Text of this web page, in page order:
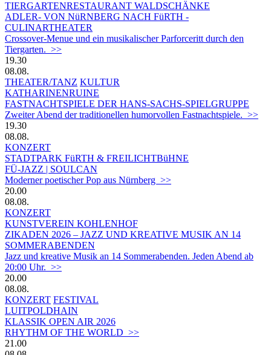
TIERGARTEN­RESTAURANT WALDSCHÄNKE
ADLER- VON NüRNBERG NACH FüRTH -
CULINARTHEATER
Crossover-Menue und ein musikalischer Parforceritt durch den
Tiergarten. >>
19.30
08.08.
THEATER/TANZ KULTUR
KATHARINENRUINE
FASTNACHTSPIELE DER HANS-SACHS-SPIELGRUPPE
Zweiter Abend der traditionellen humorvollen Fastnachtspiele. >>
19.30
08.08.
KONZERT
STADTPARK FüRTH & FREILICHTBüHNE
FÜ-JAZZ | SOULCAN
Moderner poetischer Pop aus Nürnberg >>
20.00
08.08.
KONZERT
KUNSTVEREIN KOHLENHOF
ZIKADEN 2026 – JAZZ UND KREATIVE MUSIK AN 14
SOMMERABENDEN
Jazz und kreative Musik an 14 Sommerabenden. Jeden Abend ab
20:00 Uhr. >>
20.00
08.08.
KONZERT FESTIVAL
LUITPOLDHAIN
KLASSIK OPEN AIR 2026
RHYTHM OF THE WORLD >>
21.00